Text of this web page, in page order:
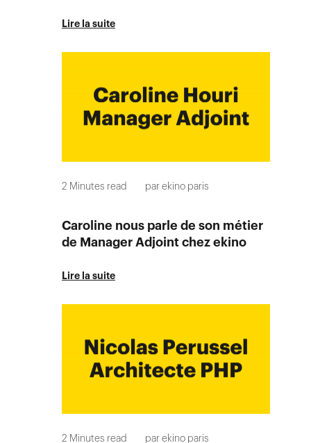
Lire la suite
2 Minutes read parekino paris
Caroline nous parle de son métier
de Manager Adjoint chez ekino
Lire la suite
2 Minutes read parekino paris